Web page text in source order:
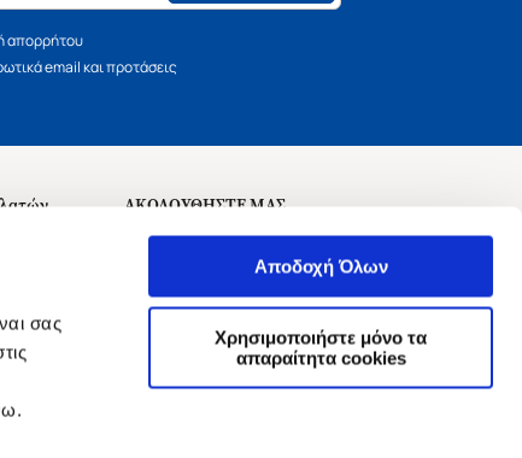
σας
Αποδοχή Όλων
Χρησιμοποιήστε μόνο τα
απαραίτητα cookies
απορρήτου
email και προτάσεις
ΑΚΟΛΟΥΘΗΣΤΕ ΜΑΣ